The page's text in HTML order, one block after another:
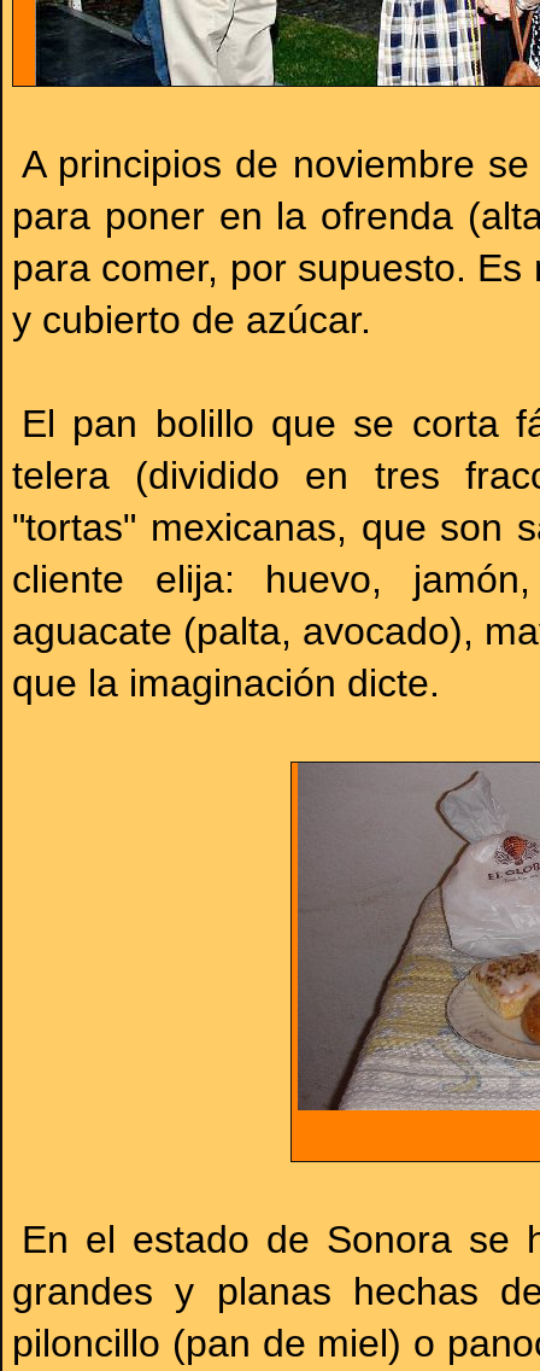
A principios de noviembre
para poner en la ofrenda
para comer, por supuesto.
y cubierto de azúcar.
El pan bolillo que se corta
telera (dividido en tres
"tortas" mexicanas, que son
cliente elija: huevo,
aguacate (palta, avocado),
que la imaginación dicte.
En el estado de Sonora se
grandes y planas hechas
piloncillo (pan de miel) o